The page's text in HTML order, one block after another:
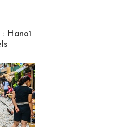
: Hanoï